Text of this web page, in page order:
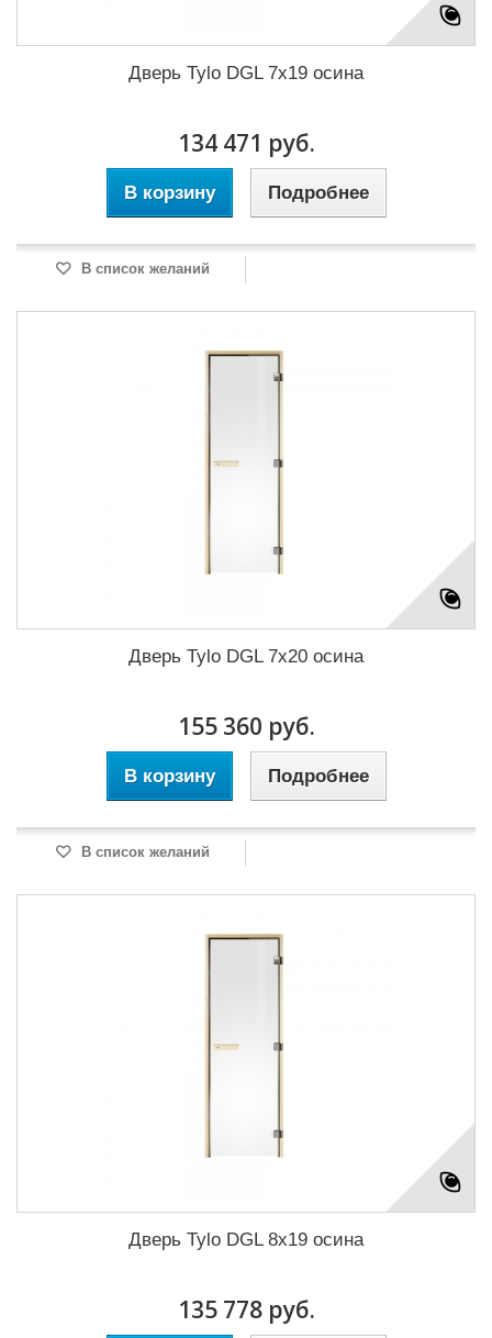
Дверь Tylo DGL 7x19 осина
134 471 руб.
В корзину Подробнее
В список желаний
Дверь Tylo DGL 7x20 осина
155 360 руб.
В корзину Подробнее
В список желаний
Дверь Tylo DGL 8x19 осина
135 778 руб.